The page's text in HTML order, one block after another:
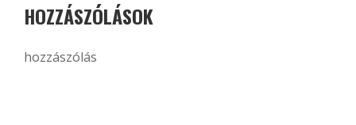
HOZZÁSZÓLÁSOK
hozzászólás